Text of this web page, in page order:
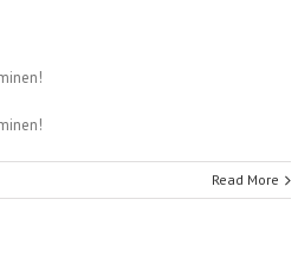
Read More